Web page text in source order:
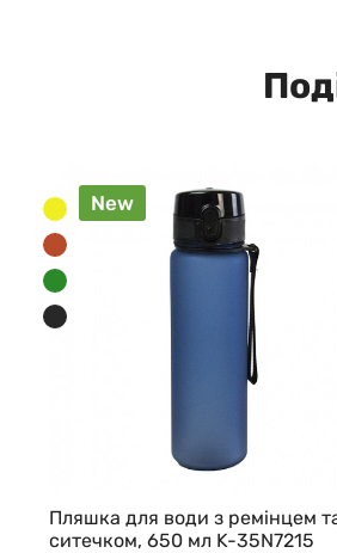
New
Пляшка для води з ремінцем
ситечком, 650 мл K-35N7215